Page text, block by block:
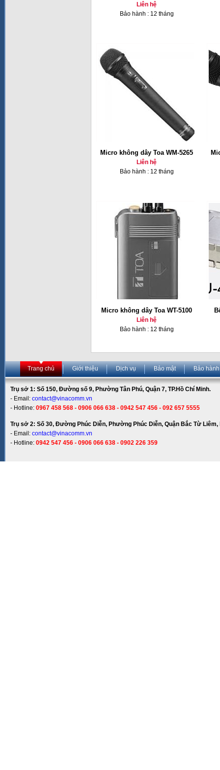
Liên hệ
Bảo hành : 12 tháng
Micro không dây Toa WM-5265
Liên hệ
Bảo hành : 12 tháng
Micro không dây Toa WT-5100
Liên hệ
Bảo hành : 12 tháng
Trang chủ Giới thiệu Dịch vụ Bảo mật Bảo hành
Trụ sở 1: Số 150, Đường số 9, Phường Tân Phú, Quận 7, TP.Hồ Chí Minh.
- Email: contact@vinacomm.vn
- Hotline: 0967 458 568 - 0906 066 638 - 0942 547 456 - 092 657 5555
Trụ sở 2: Số 30, Đường Phúc Diễn, Phường Phúc Diễn, Quận Bắc Từ Liêm,
- Email: contact@vinacomm.vn
- Hotline: 0942 547 456 - 0906 066 638 - 0902 226 359